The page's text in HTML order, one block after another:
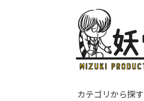
カテゴリから探す